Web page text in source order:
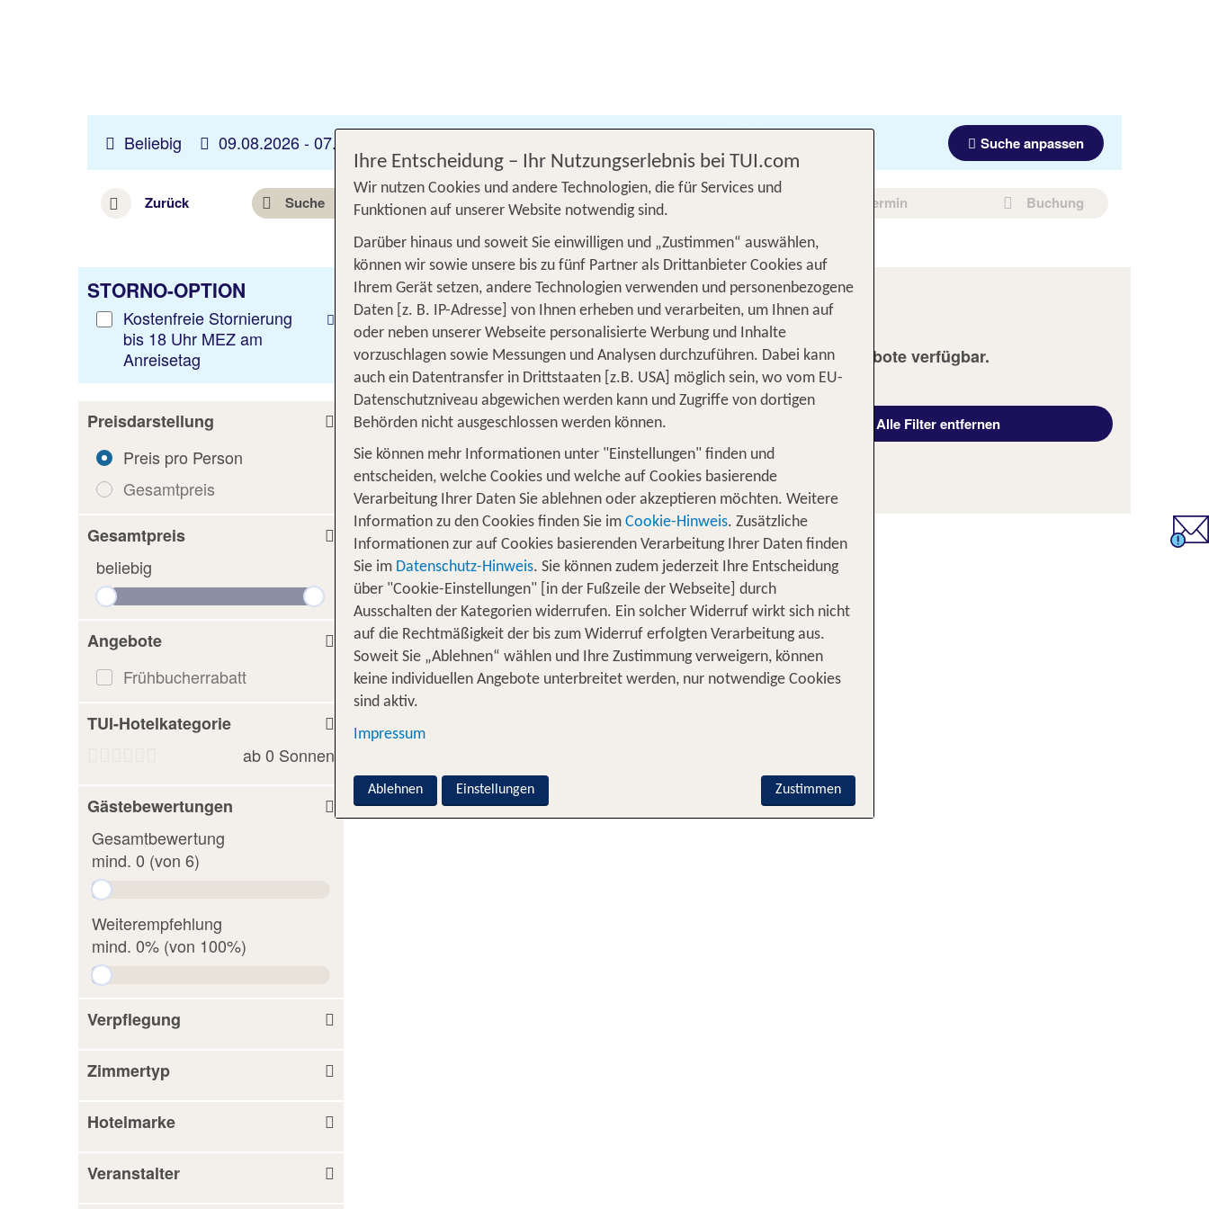
Beliebig 09.08.2026 -07.11.2026 Suche anpassen
Zurück Suche Reiseziel Hotelliste Hotel & Termin Buchung
STORNO-OPTION
Kostenfreie Stornierung
bis 18 Uhr MEZ am
Anreisetag
Preisdarstellung
Preis pro Person
Gesamtpreis
Gesamtpreis
beliebig
Angebote
Frühbucherrabatt
TUI-Hotelkategorie
ab0 Sonnen
Gästebewertungen
Gesamtbewertung
mind. 0 (von 6)
Weiterempfehlung
mind. 0% (von 100%)
Verpflegung
Zimmertyp
Hotelmarke
Veranstalter
Zu Ihrer Suche sind leider keine passenden Angebote verfügbar.
Das können Sie jetzt tun:
Reisedaten ändern Alle Filter entfernen
Neue Suche starten
Ihre Entscheidung – Ihr Nutzungserlebnis bei TUI.com
Wir nutzen Cookies und andere Technologien, die für Services und
Funktionen auf unserer Website notwendig sind.
Darüber hinaus und soweit Sie einwilligen und „Zustimmen“ auswählen,
können wir sowie unsere bis zu fünf Partner als Drittanbieter Cookies auf
Ihrem Gerät setzen, andere Technologien verwenden und personenbezogene
Daten [z. B. IP-Adresse] von Ihnen erheben und verarbeiten, um Ihnen auf
oder neben unserer Webseite personalisierte Werbung und Inhalte
vorzuschlagen sowie Messungen und Analysen durchzuführen. Dabei kann
auch ein Datentransfer in Drittstaaten [z.B. USA] möglich sein, wo vom EU-
Datenschutzniveau abgewichen werden kann und Zugriffe von dortigen
Behörden nicht ausgeschlossen werden können.
Sie können mehr Informationen unter "Einstellungen" finden und
entscheiden, welche Cookies und welche auf Cookies basierende
Verarbeitung Ihrer Daten Sie ablehnen oder akzeptieren möchten. Weitere
Information zu den Cookies finden Sie im Cookie-Hinweis. Zusätzliche
Informationen zur auf Cookies basierenden Verarbeitung Ihrer Daten finden
Sie im Datenschutz-Hinweis. Sie können zudem jederzeit Ihre Entscheidung
über "Cookie-Einstellungen" [in der Fußzeile der Webseite] durch
Ausschalten der Kategorien widerrufen. Ein solcher Widerruf wirkt sich nicht
auf die Rechtmäßigkeit der bis zum Widerruf erfolgten Verarbeitung aus.
Soweit Sie „Ablehnen“ wählen und Ihre Zustimmung verweigern, können
keine individuellen Angebote unterbreitet werden, nur notwendige Cookies
sind aktiv.
Impressum
Zustimmen
Ablehnen Einstellungen